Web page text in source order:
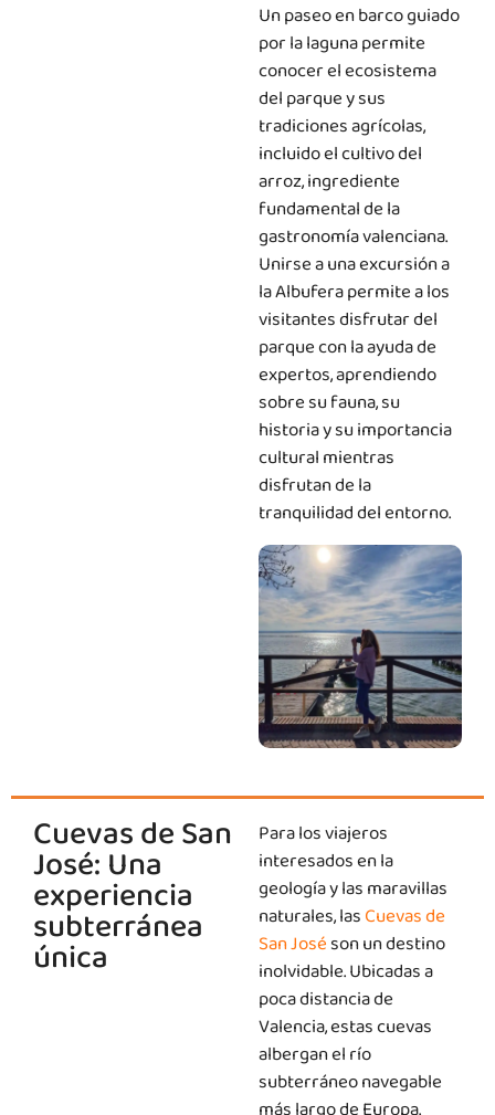
Un paseo en barco guiado
por la laguna permite
conocer el ecosistema
del parque y sus
tradiciones agrícolas,
incluido el cultivo del
arroz, ingrediente
fundamental de la
gastronomía valenciana.
Unirse a una excursión a
la Albufera permite a los
visitantes disfrutar del
parque con la ayuda de
expertos, aprendiendo
sobre su fauna, su
historia y su importancia
cultural mientras
disfrutan de la
tranquilidad del entorno.
Cuevas de San
José: Una
experiencia
subterránea
única
Para los viajeros
interesados ​​en la
geología y las maravillas
naturales, lasCuevas de
San Joséson un destino
inolvidable. Ubicadas a
poca distancia de
Valencia, estas cuevas
albergan el río
subterráneo navegable